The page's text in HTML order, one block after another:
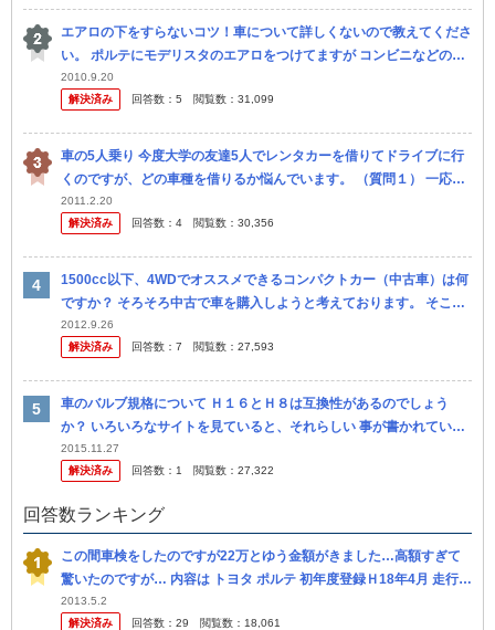
エアロの下をすらないコツ！車について詳しくないので教えてくださ
い。 ポルテにモデリスタのエアロをつけてますが コンビニなどの駐
車場から出るときに傾斜で前をゴリッとすってしまいます(涙) 入る
と...
2010.9.20
解決済み
回答数： 5 閲覧数： 31,099
車の5人乗り 今度大学の友達5人でレンタカーを借りてドライブに行
くのですが、どの車種を借りるか悩んでいます。 （質問１） 一応、
トヨタレンタカーでP２クラス（以下の車種）を借りようと思います
が...
2011.2.20
解決済み
回答数： 4 閲覧数： 30,356
1500cc以下、4WDでオススメできるコンパクトカー（中古車）は何
ですか？ そろそろ中古で車を購入しようと考えております。 そこ
で、1500cc、4WDでオススメできるコンパクトカーを教えて...
2012.9.26
解決済み
回答数： 7 閲覧数： 27,593
車のバルブ規格について Ｈ１６とＨ８は互換性があるのでしょう
か？ いろいろなサイトを見ていると、それらしい 事が書かれている
のですが…。 検討しているのが、ポルテ（１４＃型：現行モデル）
の ...
2015.11.27
解決済み
回答数： 1 閲覧数： 27,322
回答数ランキング
この間車検をしたのですが22万とゆう金額がきました…高額すぎて
驚いたのですが… 内容は トヨタ ポルテ 初年度登録Ｈ18年4月 走行距
離86,921キロ 法定費用（自賠責保険、重量税、印紙代）...
2013.5.2
解決済み
回答数： 29 閲覧数： 18,061